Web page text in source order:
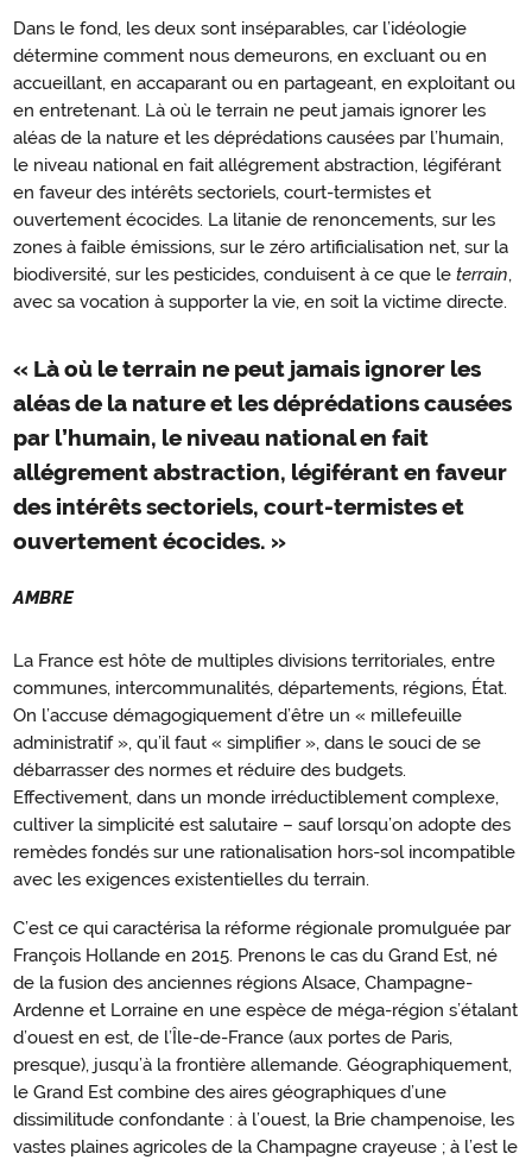
Dans le fond, les deux sont inséparables, car l’idéologie
détermine comment nous demeurons, en excluant ou en
accueillant, en accaparant ou en partageant, en exploitant ou
en entretenant. Là où le terrain ne peut jamais ignorer les
aléas de la nature et les déprédations causées par l’humain,
le niveau national en fait allégrement abstraction, légiférant
en faveur des intérêts sectoriels, court-termistes et
ouvertement écocides. La litanie de renoncements, sur les
zones à faible émissions, sur le zéro artificialisation net, sur la
biodiversité, sur les pesticides, conduisent à ce que le terrain,
avec sa vocation à supporter la vie, en soit la victime directe.
« Là où le terrain ne peut jamais ignorer les
aléas de la nature et les déprédations causées
par l’humain, le niveau national en fait
allégrement abstraction, légiférant en faveur
des intérêts sectoriels, court-termistes et
ouvertement écocides. »
AMBRE
La France est hôte de multiples divisions territoriales, entre
communes, intercommunalités, départements, régions, État.
On l’accuse démagogiquement d’être un « millefeuille
administratif », qu’il faut « simplifier », dans le souci de se
débarrasser des normes et réduire des budgets.
Effectivement, dans un monde irréductiblement complexe,
cultiver la simplicité est salutaire – sauf lorsqu’on adopte des
remèdes fondés sur une rationalisation hors-sol incompatible
avec les exigences existentielles du terrain.
C’est ce qui caractérisa la réforme régionale promulguée par
François Hollande en 2015. Prenons le cas du Grand Est, né
de la fusion des anciennes régions Alsace, Champagne-
Ardenne et Lorraine en une espèce de méga-région s’étalant
d’ouest en est, de l’Île-de-France (aux portes de Paris,
presque), jusqu’à la frontière allemande. Géographiquement,
le Grand Est combine des aires géographiques d’une
dissimilitude confondante : à l’ouest, la Brie champenoise, les
vastes plaines agricoles de la Champagne crayeuse ; à l’est le